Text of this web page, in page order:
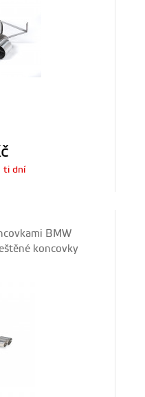
ti dní
BMW
koncovky